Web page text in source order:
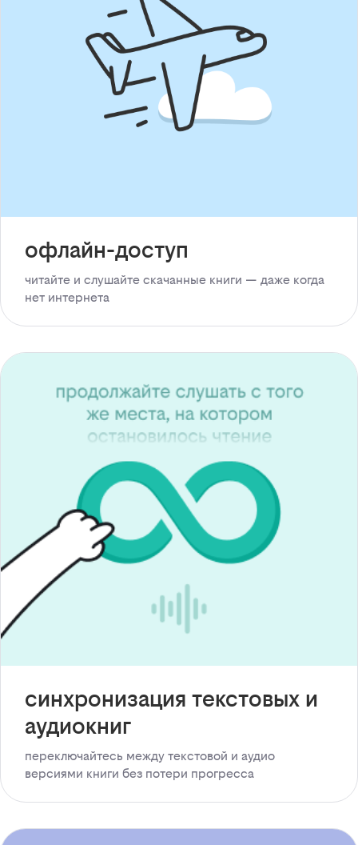
офлайн-доступ
читайте и слушайте скачанные книги — даже когда
нет интернета
синхронизация текстовых и
аудиокниг
переключайтесь между текстовой и аудио
версиями книги без потери прогресса